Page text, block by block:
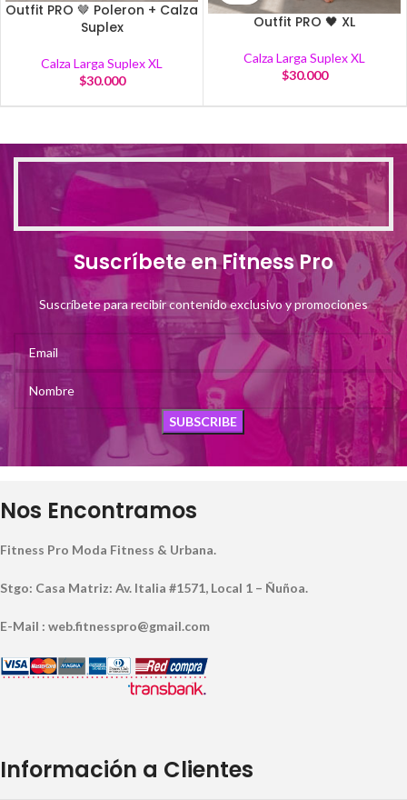
Outfit PRO 🤎 Poleron + Calza
Suplex
Calza Larga Suplex XL
$30.000
Outfit PRO 🖤 XL
Calza Larga Suplex XL
$30.000
Suscríbete en Fitness Pro
Suscríbete para recibir contenido exclusivo y promociones
Nos Encontramos
Fitness Pro Moda Fitness & Urbana.
Stgo: Casa Matriz: Av. Italia #1571, Local 1 – Ñuñoa.
E-Mail : web.fitnesspro@gmail.com
Información a Clientes